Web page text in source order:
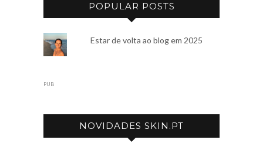
POPULAR POSTS
Estar de volta ao blog em 2025
PUB
NOVIDADES SKIN.PT